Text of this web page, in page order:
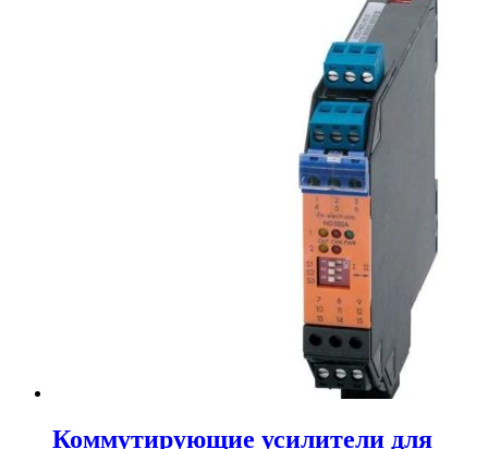
Коммутирующие усилители для